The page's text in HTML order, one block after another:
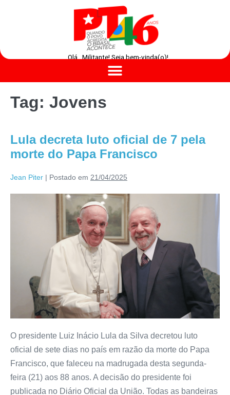
Olá , Militante! Seja bem-vinda(o)!
Tag: Jovens
Lula decreta luto oficial de 7 pela
morte do Papa Francisco
Jean Piter | Postado em 21/04/2025
O presidente Luiz Inácio Lula da Silva decretou luto
oficial de sete dias no país em razão da morte do Papa
Francisco, que faleceu na madrugada desta segunda-
feira (21) aos 88 anos. A decisão do presidente foi
publicada no Diário Oficial da União. Todas as bandeiras